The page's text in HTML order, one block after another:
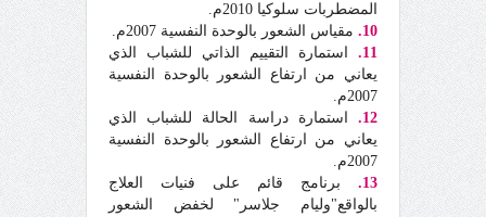
المضطربات سلوكيا 2010م.
10.
مقياس الشعور بالوحدة النفسية 2007م.
11.
استمارة التقييم الذاتي للشباب الذي
يعاني من ارتفاع الشعور بالوحدة النفسية
2007م.
12.
استمارة دراسة الحالة للشباب الذي
يعاني من ارتفاع الشعور بالوحدة النفسية
2007م.
13.
برنامج قائم على فنيات العلاج
بالواقع"وليام جلاسر" لخفض الشعور